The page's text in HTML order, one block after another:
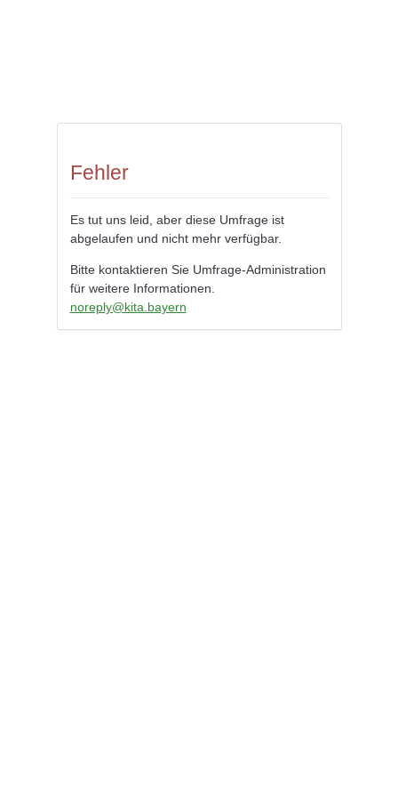
Fehler
Es tut uns leid, aber diese Umfrage ist
abgelaufen und nicht mehr verfügbar.
Bitte kontaktieren Sie Umfrage-Administration
für weitere Informationen.
noreply@kita.bayern